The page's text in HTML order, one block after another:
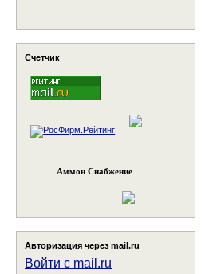
Счетчик
Аммон Снабжение
Авторизация через mail.ru
Войти с mail.ru